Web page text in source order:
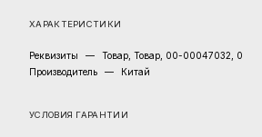
ХАРАКТЕРИСТИКИ
Реквизиты —
Товар, Товар, 00-00047032, 0
Производитель
— Китай
УСЛОВИЯ ГАРАНТИИ